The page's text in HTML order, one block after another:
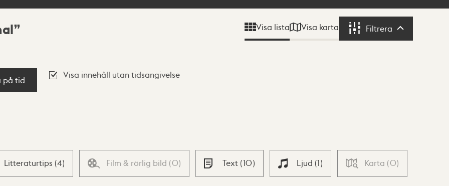
Visa lista Visa karta Filtrera Filtrera
på tid
Visa innehåll utan tidsangivelse
Litteraturtips (4) Film & rörlig bild (0) Text (10) Ljud (1) Karta (0)